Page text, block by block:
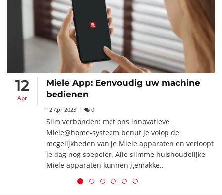
12
Apr
Miele App: Eenvoudig uw machine
bedienen
12 Apr 2023 0
Slim verbonden: met ons innovatieve
Miele@home-systeem benut je volop de
mogelijkheden van je Miele apparaten en verloopt
je dag nog soepeler. Alle slimme huishoudelijke
Miele apparaten kunnen gemakke..